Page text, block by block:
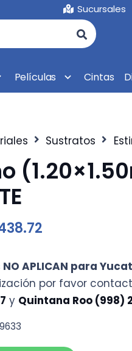
Sucursales
Películas Cintas
Sustratos
Rango
precios:
desde
$88.48
APLICAN para
por favor
y Quintana Roo (998)